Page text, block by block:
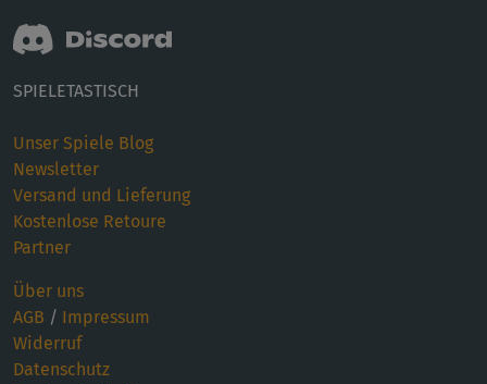
SPIELETASTISCH
Unser Spiele Blog
Newsletter
Versand und Lieferung
Kostenlose Retoure
Partner
Über uns
AGB / Impressum
Widerruf
Datenschutz